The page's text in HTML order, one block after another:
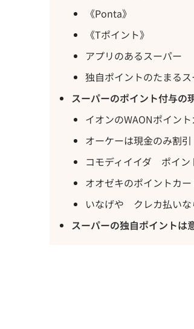
《Ponta》
《Tポイント》
アプリのあるスーパー
独自ポイントのたまる
スーパーのポイント付与の
イオンのWAONポイン
オーケーは現金のみ割引
コモディイイダ ポイン
オオゼキのポイントカ
いなげや クレカ払いな
スーパーの独自ポイントは